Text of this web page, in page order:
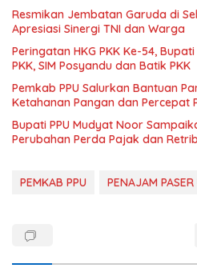
Resmikan Jembatan Garuda di
Apresiasi Sinergi TNI dan Warga
Peringatan HKG PKK Ke-54,
PKK, SIM Posyandu dan Batik PKK
Pemkab PPU Salurkan Bantuan
Ketahanan Pangan dan Percepat
Bupati PPU Mudyat Noor
Perubahan Perda Pajak dan
PEMKAB PPU PENAJAM